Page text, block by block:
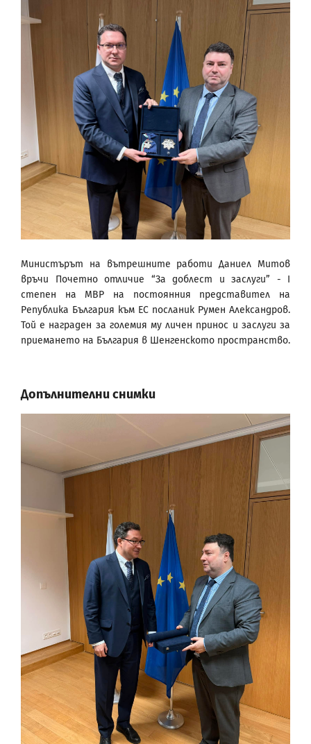
Министърът на вътрешните работи Даниел Митов
връчи Почетно отличие “За доблест и заслуги” - I
степен на МВР на постоянния представител на
Република България към ЕС посланик Румен Александров.
Той е награден за големия му личен принос и заслуги за
приемането на България в Шенгенското пространство.
Допълнителни снимки